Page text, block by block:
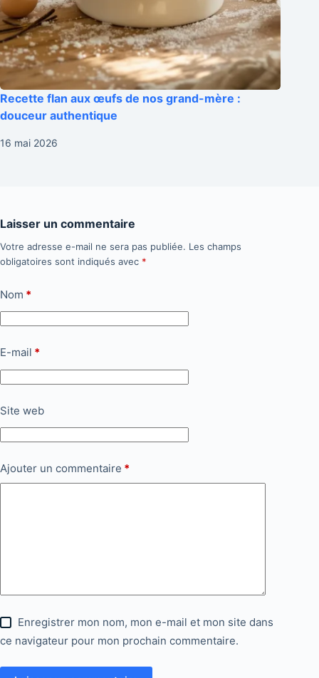
Recette flan aux œufs de nos grand-mère :
douceur authentique
16 mai 2026
Laisser un commentaire
Votre adresse e-mail ne sera pas publiée. Les champs
obligatoires sont indiqués avec *
Nom *
E-mail *
Site web
Ajouter un commentaire *
Enregistrer mon nom, mon e-mail et mon site dans
ce navigateur pour mon prochain commentaire.